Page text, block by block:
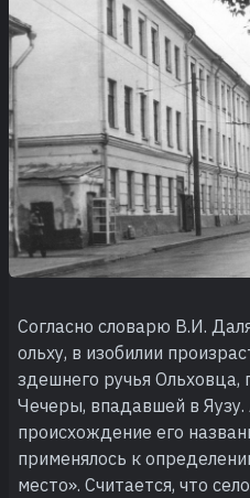
Согласно словарю В.И.
ольху, в изобилии
здешнего ручья Ольховца,
Чечеры, впадавшей в Яузу.
происхождение его
применялось к
место». Считается, что